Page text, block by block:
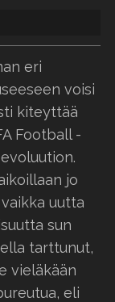
eri
voisi
kiteyttää
Football -
jo
uutta
sun
tarttunut,
vieläkään
eli